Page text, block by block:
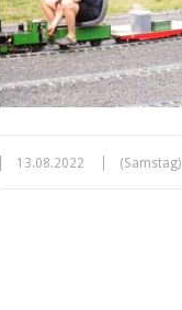
13.08.2022 (Samstag)